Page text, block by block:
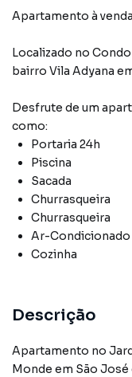
Fitness
Salão
Apartamento à
Localizado no
bairro Vila Adyana
Desfrute de um
como:
Portaria 24h
Piscina
Sacada
Churrasqueira
Churrasqueira
Ar-Condicionado
Cozinha
Descrição
Apartamento no
Monde em São